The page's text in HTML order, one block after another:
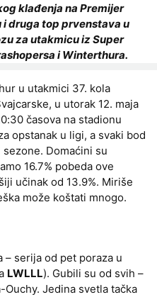
klađenja na Premijer
i druga top prvenstava u
za utakmicu iz Super
i Winterthura.
u utakmici 37. kola
u utorak 12. maja
časova na stadionu
opstanak u ligi, a svaki bod
Domaćini su
16.7% pobeda ove
učinak od 13.9%. Miriše
može koštati mnogo.
– serija od pet poraza u
LWLLL). Gubili su od svih –
Jedina svetla tačka